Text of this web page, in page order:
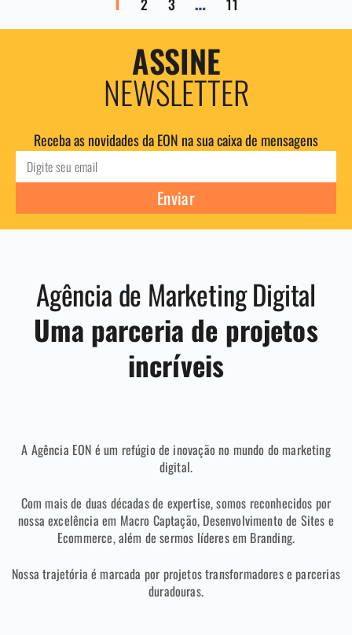
ASSINE
NEWSLETTER
Receba as novidades da EON na sua caixa de mensagens
Enviar
Agência de Marketing Digital
Uma parceria de projetos
incríveis
A Agência EON é um refúgio de inovação no mundo do marketing
digital.
Com mais de duas décadas de expertise, somos reconhecidos por
nossa excelência em Macro Captação, Desenvolvimento de Sites e
Ecommerce, além de sermos líderes em Branding.
Nossa trajetória é marcada por projetos transformadores e parcerias
duradouras.